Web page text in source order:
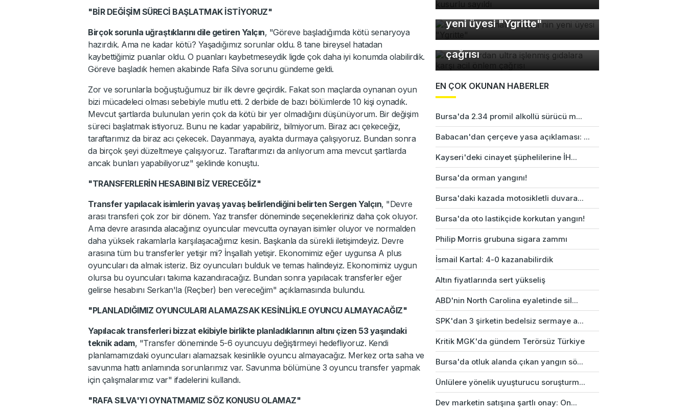
"BİR DEĞİŞİM SÜRECİ BAŞLATMAK İSTİYORUZ"
Birçok sorunla uğraştıklarını dile getiren Yalçın, "Göreve başladığımda kötü senaryoya
hazırdık. Ama ne kadar kötü? Yaşadığımız sorunlar oldu. 8 tane bireysel hatadan
kaybettiğimiz puanlar oldu. O puanları kaybetmeseydik ligde çok daha iyi konumda olabilirdik.
Göreve başladık hemen akabinde Rafa Silva sorunu gündeme geldi.
Zor ve sorunlarla boğuştuğumuz bir ilk devre geçirdik. Fakat son maçlarda oynanan oyun
bizi mücadeleci olması sebebiyle mutlu etti. 2 derbide de bazı bölümlerde 10 kişi oynadık.
Mevcut şartlarda bulunulan yerin çok da kötü bir yer olmadığını düşünüyorum. Bir değişim
süreci başlatmak istiyoruz. Bunu ne kadar yapabiliriz, bilmiyorum. Biraz acı çekeceğiz,
taraftarımız da biraz acı çekecek. Dayanmaya, ayakta durmaya çalışıyoruz. Bundan sonra
da birçok şeyi düzeltmeye çalışıyoruz. Taraftarımızı da anlıyorum ama mevcut şartlarda
ancak bunları yapabiliyoruz" şeklinde konuştu.
"TRANSFERLERİN HESABINI BİZ VERECEĞİZ"
Transfer yapılacak isimlerin yavaş yavaş belirlendiğini belirten Sergen Yalçın, "Devre
arası transferi çok zor bir dönem. Yaz transfer döneminde seçenekleriniz daha çok oluyor.
Ama devre arasında alacağınız oyuncular mevcutta oynayan isimler oluyor ve normalden
daha yüksek rakamlarla karşılaşacağımız kesin. Başkanla da sürekli iletişimdeyiz. Devre
arasına tüm bu transferler yetişir mi? İnşallah yetişir. Ekonomimiz eğer uygunsa A plus
oyuncuları da almak isteriz. Biz oyuncuları bulduk ve temas halindeyiz. Ekonomimiz uygun
olursa bu oyuncuları takıma kazandıracağız. Bundan sonra yapılacak transferler eğer
gelirse hesabını Serkan'la (Reçber) ben vereceğim" açıklamasında bulundu.
"PLANLADIĞIMIZ OYUNCULARI ALAMAZSAK KESİNLİKLE OYUNCU ALMAYACAĞIZ"
Yapılacak transferleri bizzat ekibiyle birlikte planladıklarının altını çizen 53 yaşındaki
teknik adam, "Transfer döneminde 5-6 oyuncuyu değiştirmeyi hedefliyoruz. Kendi
planlamamızdaki oyuncuları alamazsak kesinlikle oyuncu almayacağız. Merkez orta saha ve
savunma hattı anlamında sorunlarımız var. Savunma bölümüne 3 oyuncu transfer yapmak
için çalışmalarımız var" ifadelerini kullandı.
"RAFA SILVA'YI OYNATMAMIZ SÖZ KONUSU OLAMAZ"
Bursa Hayvanat Bahçesi'nin
yeni üyesi "Ygritte"
Uzmanlardan ultra işlenmiş
gıdalara karşı acil önlem
çağrısı
EN ÇOK OKUNAN HABERLER
Bursa'da 2.34 promil alkollü sürücü m...
Babacan'dan çerçeve yasa açıklaması: ...
Kayseri'deki cinayet şüphelilerine İH...
Bursa'da orman yangını!
Bursa'daki kazada motosikletli duvara...
Bursa'da oto lastikçide korkutan yangın!
Philip Morris grubuna sigara zammı
İsmail Kartal: 4-0 kazanabilirdik
Altın fiyatlarında sert yükseliş
ABD'nin North Carolina eyaletinde sil...
SPK'dan 3 şirketin bedelsiz sermaye a...
Kritik MGK'da gündem Terörsüz Türkiye
Bursa'da otluk alanda çıkan yangın sö...
Ünlülere yönelik uyuşturucu soruşturm...
Dev marketin satışına şartlı onay: On...